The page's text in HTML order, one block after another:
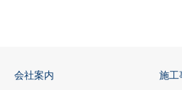
会社案内 施工